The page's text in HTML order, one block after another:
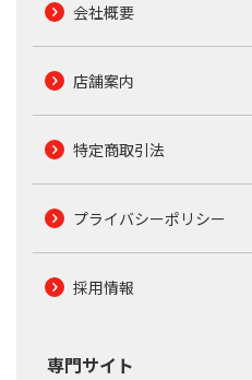
会社概要
店舗案内
特定商取引法
プライバシーポリシー
採用情報
専門サイト